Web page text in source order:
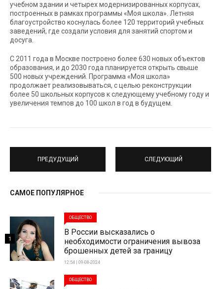
учебном здании и четырех модернизированных корпусах,
построенных в рамках программы «Моя школа». Летняя
благоустройство коснулась более 120 территорий учебных
заведений, где создали условия для занятий спортом и
досуга.
С 2011 года в Москве построено более 630 новых объектов
образования, и до 2030 года планируется открыть свыше
500 новых учреждений. Программа «Моя школа»
продолжает реализовываться, с целью реконструкции
более 50 школьных корпусов к следующему учебному году и
увеличения темпов до 100 школ в год в будущем.
ПРЕДУДУЩИЙ СЛЕДУЮЩИЙ
САМОЕ ПОПУЛЯРНОЕ
ОБЩЕСТВО
В России высказались о
необходимости ограничения вывоза
брошенных детей за границу
12:54 | 09-08-2024
1
ОБЩЕСТВО